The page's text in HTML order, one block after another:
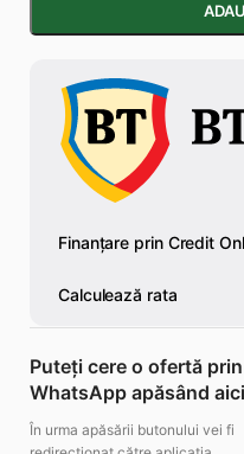
Puteți cere o ofertă prin
WhatsApp apăsând
În urma apăsării butonului vei fi